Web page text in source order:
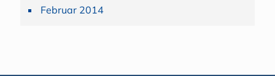
Februar 2014